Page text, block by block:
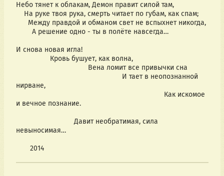
Небо тянет к облакам, Демон правит силой там,
На руке твоя рука, смерть читает по губам, как спам;
Между правдой и обманом свет не вспыхнет никогда,
А решение одно - ты в полёте навсегда…
И снова новая игла!
Кровь бушует, как волна,
Вена ломит все привычки сна
И тает в неопознанной
нирване,
Как искомое
и вечное познание.
Давит необратимая, сила
невыносимая…
2014